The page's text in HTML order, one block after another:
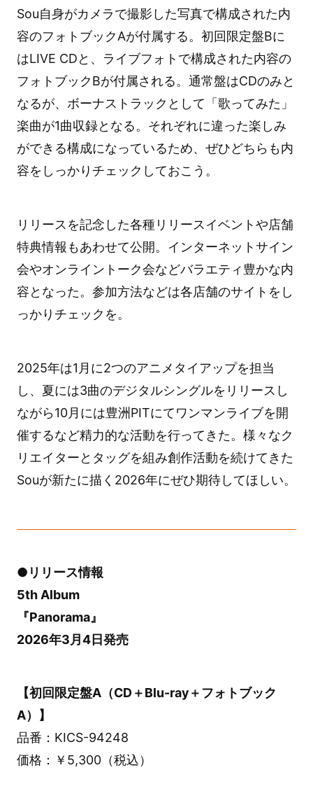
Sou自身がカメラで撮影した写真で構成された内
容のフォトブックAが付属する。初回限定盤Bに
はLIVE CDと、ライブフォトで構成された内容の
フォトブックBが付属される。通常盤はCDのみと
なるが、ボーナストラックとして「歌ってみた」
楽曲が1曲収録となる。それぞれに違った楽しみ
ができる構成になっているため、ぜひどちらも内
容をしっかりチェックしておこう。
リリースを記念した各種リリースイベントや店舗
特典情報もあわせて公開。インターネットサイン
会やオンライントーク会などバラエティ豊かな内
容となった。参加方法などは各店舗のサイトをし
っかりチェックを。
2025年は1月に2つのアニメタイアップを担当
し、夏には3曲のデジタルシングルをリリースし
ながら10月には豊洲PITにてワンマンライブを開
催するなど精力的な活動を行ってきた。様々なク
リエイターとタッグを組み創作活動を続けてきた
Souが新たに描く2026年にぜひ期待してほしい。
●リリース情報
5th Album
『Panorama』
2026年3月4日発売
【初回限定盤A（CD＋Blu-ray＋フォトブック
A）】
品番：KICS-94248
価格：￥5,300（税込）